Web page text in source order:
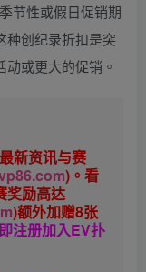
节性或假日促销期
种创纪录折扣是突
或更大的促销。
新资讯与赛
)。 看
奖励高达
)额外加赠8张
注册加入EV扑